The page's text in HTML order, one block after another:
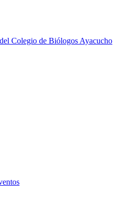
Colegio de Biólogos Ayacucho